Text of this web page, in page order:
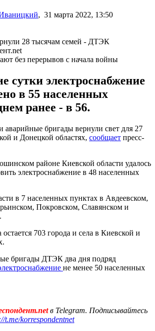
, 31 марта 2022, 13:50
без перерывов с начала войны
сутки электроснабжение
в 55 населенных
ранее - в 56.
аварийные бригады вернули свет для 27
и Донецкой областях, сообщает пресс-
районе Киевской области удалось
электроснабжение в 48 населенных
в 7 населенных пунктах в Авдеевском,
Покровском, Славянском и
703 города и села в Киевской и
бригады ДТЭК два дня подряд
не менее 50 населенных
в Telegram. Подписывайтесь
t.me/korrespondentnet